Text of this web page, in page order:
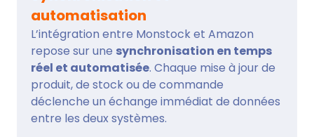
automatisation
L’intégration entre Monstock et Amazon
repose sur une synchronisation en temps
réel et automatisée. Chaque mise à jour de
produit, de stock ou de commande
déclenche un échange immédiat de données
entre les deux systèmes.